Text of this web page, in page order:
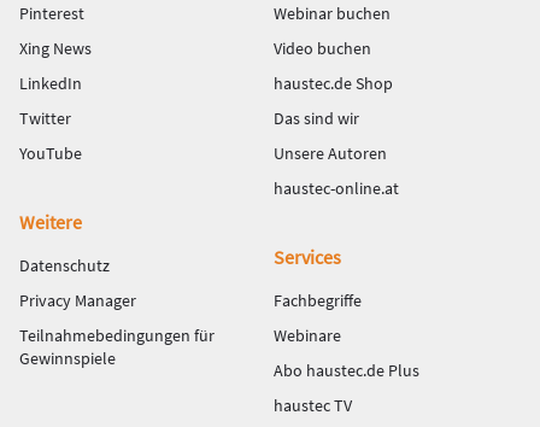
Pinterest
Xing News
LinkedIn
Twitter
YouTube
Webinar buchen
Video buchen
haustec.de Shop
Das sind wir
Unsere Autoren
haustec-online.at
Weitere
Datenschutz
Privacy Manager
Teilnahmebedingungen für
Gewinnspiele
Services
Fachbegriffe
Webinare
Abo haustec.de Plus
haustec TV